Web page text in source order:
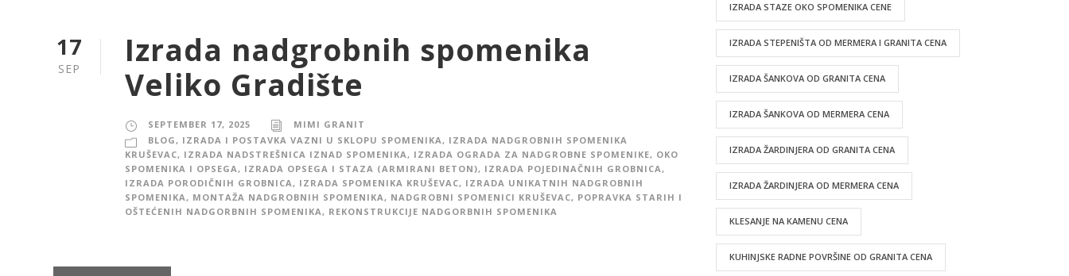
17
SEP
Izrada nadgrobnih spomenika
Veliko Gradište
SEPTEMBER 17, 2025
MIMI GRANIT
BLOG , IZRADA I POSTAVKA VAZNI U SKLOPU SPOMENIKA , IZRADA NADGROBNIH SPOMENIKA
KRUŠEVAC, IZRADA NADSTREŠNICA IZNAD SPOMENIKA , IZRADA OGRADA ZA NADGROBNE SPOMENIKE, OKO
SPOMENIKA I OPSEGA , IZRADA OPSEGA I STAZA (ARMIRANI BETON), IZRADA POJEDINAČNIH GROBNICA ,
IZRADA PORODIČNIH GROBNICA , IZRADA SPOMENIKA KRUŠEVAC, IZRADA UNIKATNIH NADGROBNIH
SPOMENIKA , MONTAŽA NADGROBNIH SPOMENIKA , NADGROBNI SPOMENICI KRUŠEVAC, POPRAVKA STARIH I
OŠTEĆENIH NADGORBNIH SPOMENIKA , REKONSTRUKCIJE NADGORBNIH SPOMENIKA
IZRADA STAZE OKO SPOMENIKA CENE
IZRADA STEPENIŠTA OD MERMERA I GRANITA CENA
IZRADA ŠANKOVA OD GRANITA CENA
IZRADA ŠANKOVA OD MERMERA CENA
IZRADA ŽARDINJERA OD GRANITA CENA
IZRADA ŽARDINJERA OD MERMERA CENA
KLESANJE NA KAMENU CENA
KUHINJSKE RADNE POVRŠINE OD GRANITA CENA